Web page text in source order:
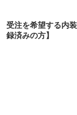
受注を希望する内
録済みの方】